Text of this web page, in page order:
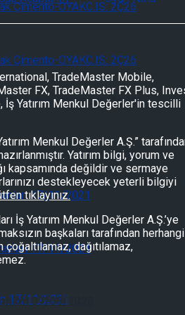
Çimento-OYAKC.IS: 2Ç26
07/08/2026
Çimento-OYAKC.IS: 2Ç26
07/08/2026
TradeMaster Mobile,
FX, TradeMaster FX Plus,
İş Yatırım Menkul Değerler'in tescilli
Menkul Değerler A.Ş.”
Yatırım bilgi, yorum ve
kapsamında değildir ve sermaye
destekleyecek yeterli bilgiyi
tıklayınız.
İş Yatırım Menkul Değerler A.Ş.’ye
başkaları tarafından
dağıtılamaz,